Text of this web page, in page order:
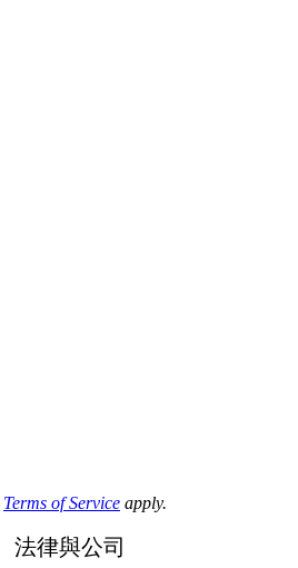
Terms of Service apply.
法律與公司